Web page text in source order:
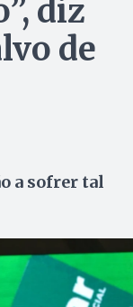
diz
de
a sofrer tal